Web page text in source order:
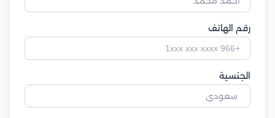
رقم الهاتف
الجنسية